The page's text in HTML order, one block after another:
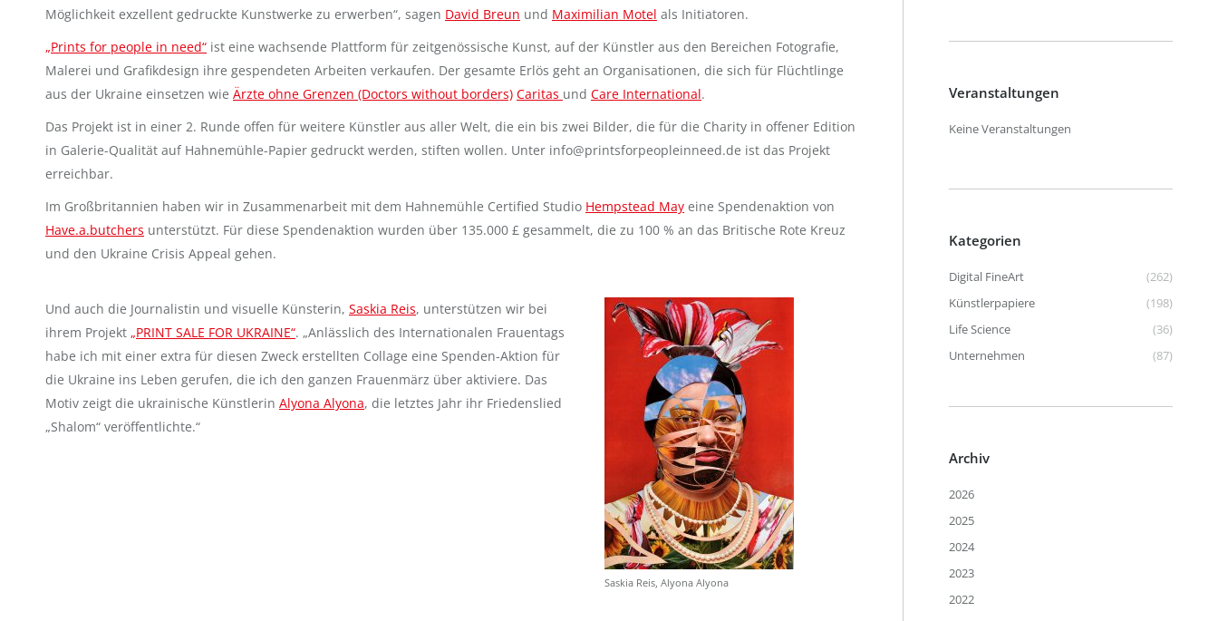
Möglichkeit exzellent gedruckte Kunstwerke zu erwerben“, sagen David Breun und Maximilian Motel als Initiatoren.
„Prints for people in need“ ist eine wachsende Plattform für zeitgenössische Kunst, auf der Künstler aus den Bereichen Fotografie,
Malerei und Grafikdesign ihre gespendeten Arbeiten verkaufen. Der gesamte Erlös geht an Organisationen, die sich für Flüchtlinge
aus der Ukraine einsetzen wie Ärzte ohne Grenzen (Doctors without borders) Caritas und Care International.
Das Projekt ist in einer 2. Runde offen für weitere Künstler aus aller Welt, die ein bis zwei Bilder, die für die Charity in offener Edition
in Galerie-Qualität auf Hahnemühle-Papier gedruckt werden, stiften wollen. Unter info@printsforpeopleinneed.de ist das Projekt
erreichbar.
Im Großbritannien haben wir in Zusammenarbeit mit dem Hahnemühle Certified Studio Hempstead May eine Spendenaktion von
Have.a.butchers unterstützt. Für diese Spendenaktion wurden über 135.000 £ gesammelt, die zu 100 % an das Britische Rote Kreuz
und den Ukraine Crisis Appeal gehen.
Und auch die Journalistin und visuelle Künsterin, Saskia Reis, unterstützen wir bei
ihrem Projekt „PRINT SALE FOR UKRAINE“. „Anlässlich des Internationalen Frauentags
habe ich mit einer extra für diesen Zweck erstellten Collage eine Spenden-Aktion für
die Ukraine ins Leben gerufen, die ich den ganzen Frauenmärz über aktiviere. Das
Motiv zeigt die ukrainische Künstlerin Alyona Alyona, die letztes Jahr ihr Friedenslied
„Shalom“ veröffentlichte.“
Saskia Reis, Alyona Alyona
Veranstaltungen
Keine Veranstaltungen
Kategorien
Digital FineArt
(262)
Künstlerpapiere
(198)
Life Science
(36)
Unternehmen
(87)
Archiv
2026
2025
2024
2023
2022